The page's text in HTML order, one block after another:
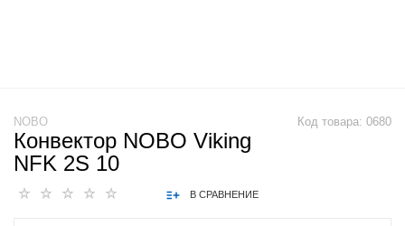
Код товара: 0680
NOBO
Конвектор NOBO Viking
NFK 2S 10
В СРАВНЕНИЕ